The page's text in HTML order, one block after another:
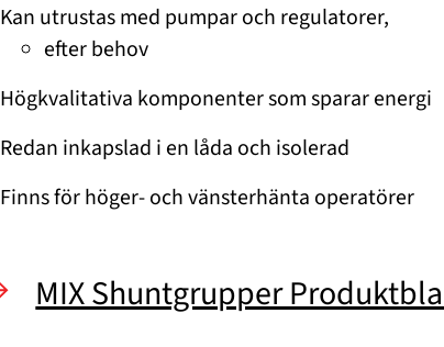
Kan utrustas med pumpar och regulatorer,
efter behov
Högkvalitativa komponenter som sparar energi
Redan inkapslad i en låda och isolerad
Finns för höger- och vänsterhänta operatörer
MIX Shuntgrupper